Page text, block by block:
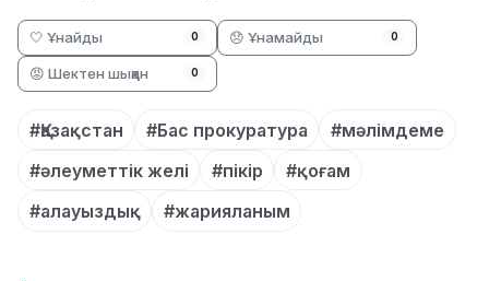
🤍 Ұнайды 0 😞 Ұнамайды 0
😡 Шектен шыққан 0
#Қазақстан #Бас прокуратура
#мәлімдеме
#әлеуметтік желі
#пікір
#қоғам
#алауыздық
#жарияланым